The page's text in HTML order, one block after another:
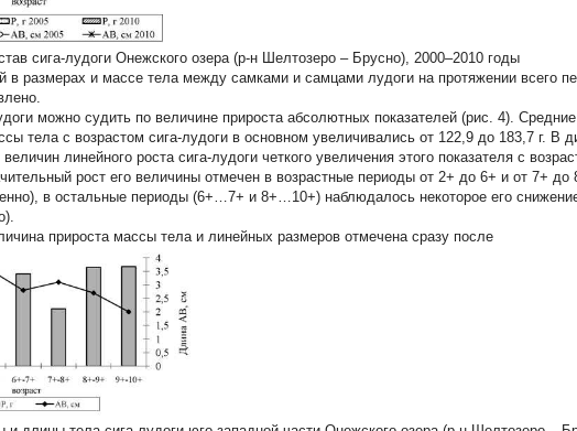
сига-лудоги Онежского озера (р-н Шелтозеро – Брусно), 2000–2010 годы
в размерах и массе тела между самками и самцами лудоги на протяжении всего
можно судить по величине прироста абсолютных показателей (рис. 4). Средние
тела с возрастом сига-лудоги в основном увеличивались от 122,9 до 183,7 г. В
линейного роста сига-лудоги четкого увеличения этого показателя с
рост его величины отмечен в возрастные периоды от 2+ до 6+ и от 7+ до
в остальные периоды (6+…7+ и 8+…10+) наблюдалось некоторое его
прироста массы тела и линейных размеров отмечена сразу после